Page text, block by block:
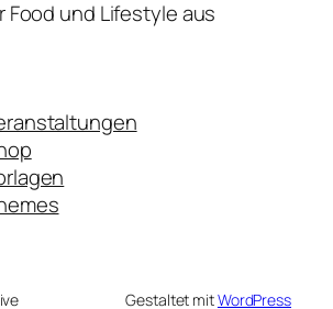
Food und Lifestyle aus
Gestaltet mitWordPress